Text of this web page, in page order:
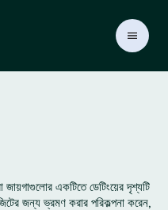
একটিতে ডেটিংয়ের দৃশ্যটি
জন্য ভ্রমণ করার পরিকল্পনা করেন,